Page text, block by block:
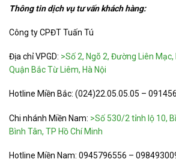
Thông tin dịch vụ tư vấn khách hàng:
Công ty CPĐT Tuấn Tú
Địa chỉ VPGD: >Số 2, Ngõ 2, Đường Liên
Quận Bắc Từ Liêm, Hà Nội
Hotline Miền Bắc: (024)22.05.05.05 –
Chi nhánh Miền Nam: >Số 530/2 tỉnh lộ 10,
Bình Tân, TP Hồ Chí Minh
Hotline Miền Nam: 0945796556 –